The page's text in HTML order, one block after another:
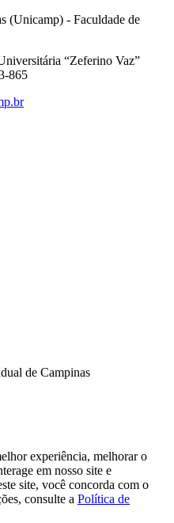
(Unicamp) - Faculdade de
“Zeferino Vaz”
865
de Campinas
experiência, melhorar o
em nosso site e
site, você concorda com o
consulte a Política de